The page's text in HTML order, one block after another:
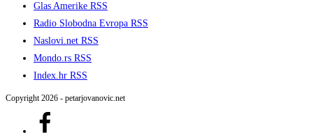
Glas Amerike RSS
Radio Slobodna Evropa RSS
Naslovi.net RSS
Mondo.rs RSS
Index.hr RSS
Copyright 2026 - petarjovanovic.net